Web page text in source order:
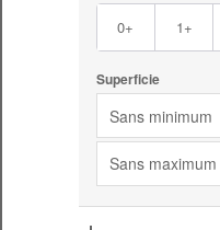
0+ 1+
Superficie
Sans minimum
Sans maximum